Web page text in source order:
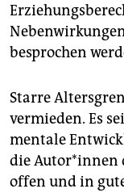
besprochen
Starre
vermieden. Es
mentale
die Au­to­r*in­nen
offen und in